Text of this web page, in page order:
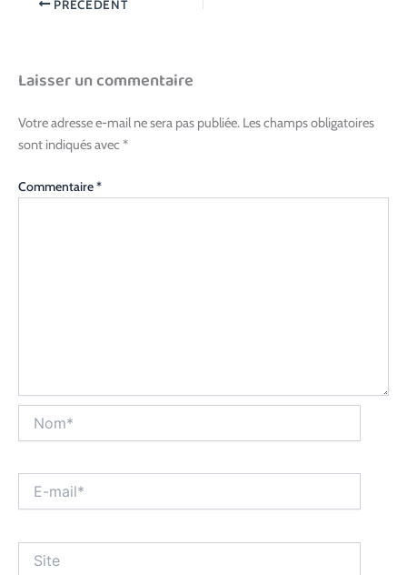
PRÉCÉDENT
Laisser un commentaire
Votre adresse e-mail ne sera pas publiée. Les champs obligatoires
sont indiqués avec *
Commentaire*
mail*